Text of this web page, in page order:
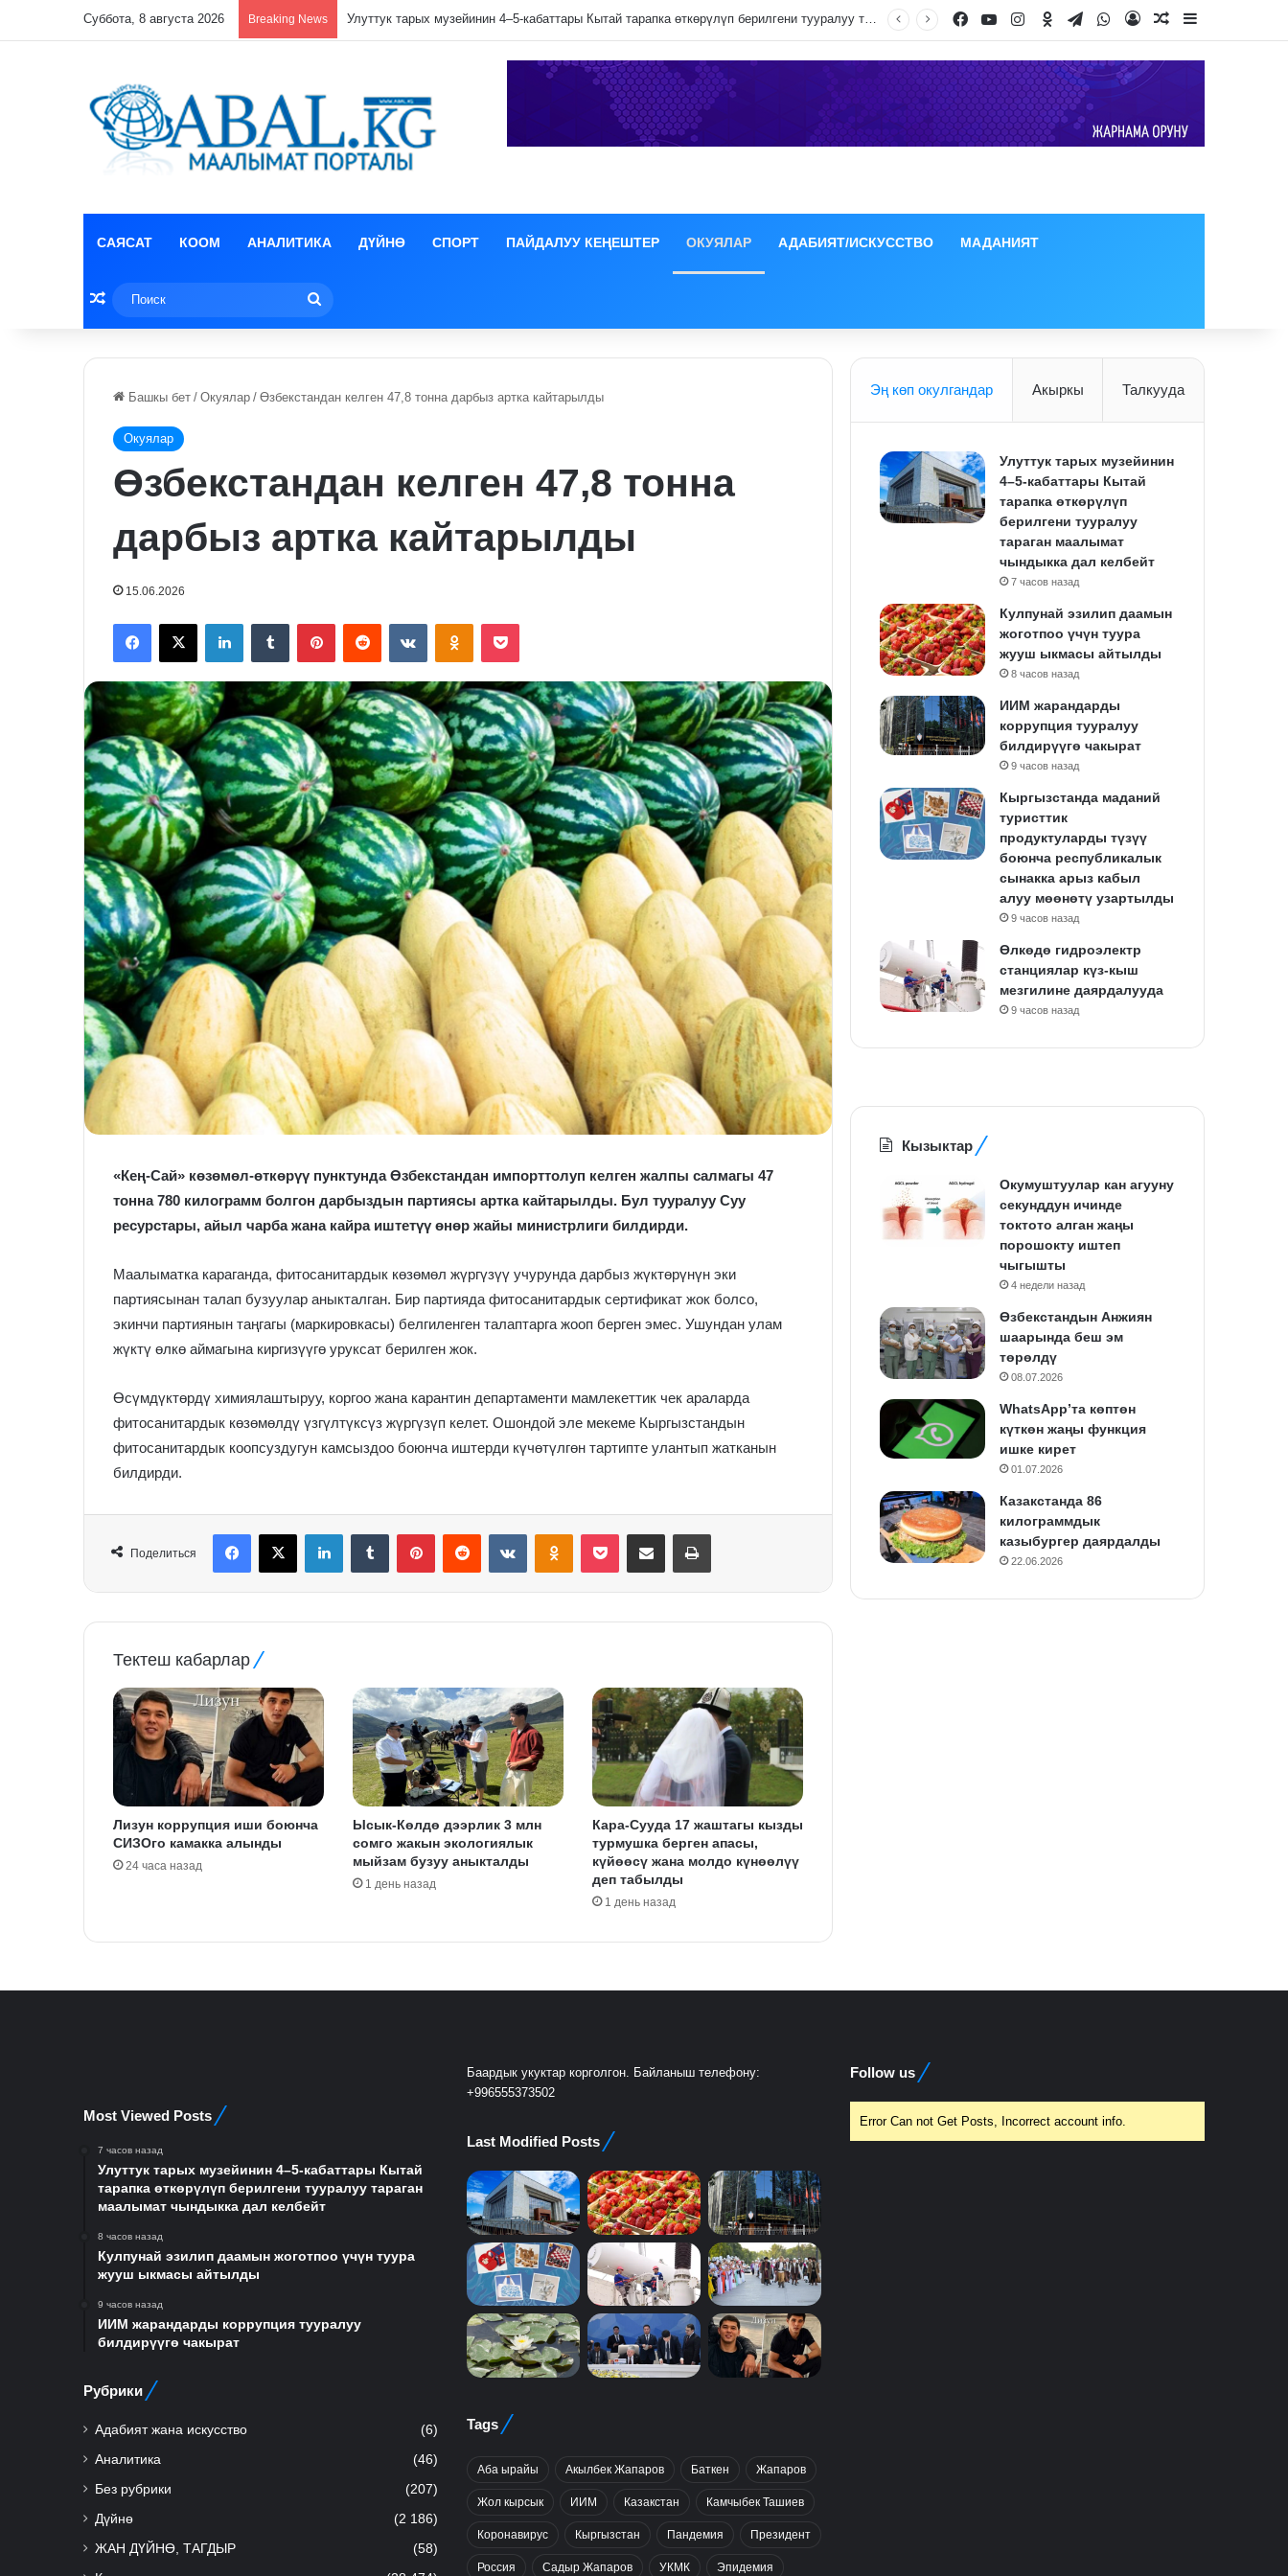
Суббота, 8 августа 2026 Breaking News Кулпунай эзилип даамын жоготпоо үчүн туура жууш ыкмасы айтылды Facebook
YouTubeInstagram
Odnoklassniki
TelegramWhatsApp
Log InRandom Article
Sidebar
САЯСАТ КООМ АНАЛИТИКА ДҮЙНӨ СПОРТ ПАЙДАЛУУ КЕҢЕШТЕР ОКУЯЛАР АДАБИЯТ/ИСКУССТВО МАДАНИЯТ
Random Article
Башкы бет / Окуялар / Өзбекстандан келген 47,8 тонна дарбыз артка кайтарылды
Окуялар
Өзбекстандан келген 47,8 тонна
дарбыз артка кайтарылды
15.06.2026
FacebookX LinkedInTumblr PinterestReddit VKontakteOdnoklassniki
Pocket
«Кең-Сай» көзөмөл-өткөрүү пунктунда Өзбекстандан импорттолуп келген жалпы салмагы 47
тонна 780 килограмм болгон дарбыздын партиясы артка кайтарылды. Бул тууралуу Суу
ресурстары, айыл чарба жана кайра иштетүү өнөр жайы министрлиги билдирди.
Маалыматка караганда, фитосанитардык көзөмөл жүргүзүү учурунда дарбыз жүктөрүнүн эки
партиясынан талап бузуулар аныкталган. Бир партияда фитосанитардык сертификат жок болсо,
экинчи партиянын таңгагы (маркировкасы) белгиленген талаптарга жооп берген эмес. Ушундан улам
жүктү өлкө аймагына киргизүүгө уруксат берилген жок.
Өсүмдүктөрдү химиялаштыруу, коргоо жана карантин департаменти мамлекеттик чек араларда
фитосанитардык көзөмөлдү үзгүлтүксүз жүргүзүп келет. Ошондой эле мекеме Кыргызстандын
фитосанитардык коопсуздугун камсыздоо боюнча иштерди күчөтүлгөн тартипте улантып жатканын
билдирди.
Поделиться
FacebookX LinkedInTumblr PinterestReddit VKontakteOdnoklassniki
Pocket Share via Email Print
Тектеш кабарлар
Лизун коррупция иши боюнча
СИЗОго камакка алынды
24 часа назад
Ысык-Көлдө дээрлик 3 млн
сомго жакын экологиялык
мыйзам бузуу аныкталды
1 день назад
Кара-Сууда 17 жаштагы кызды
турмушка берген апасы,
күйөөсү жана молдо күнөөлүү
деп табылды
1 день назад
Эң көп окулгандар Акыркы Талкууда
Улуттук тарых музейинин
4–5-кабаттары Кытай
тарапка өткөрүлүп
берилгени тууралуу
тараган маалымат
чындыкка дал келбейт
7 часов назад
Кулпунай эзилип даамын
жоготпоо үчүн туура
жууш ыкмасы айтылды
8 часов назад
ИИМ жарандарды
коррупция тууралуу
билдирүүгө чакырат
9 часов назад
Кыргызстанда маданий
туристтик
продуктуларды түзүү
боюнча республикалык
сынакка арыз кабыл
алуу мөөнөтү узартылды
9 часов назад
Өлкөдө гидроэлектр
станциялар күз-кыш
мезгилине даярдалууда
9 часов назад
Кызыктар
Окумуштуулар кан агууну
секунддун ичинде
токтото алган жаңы
порошокту иштеп
чыгышты
4 недели назад
Өзбекстандын Анжиян
шаарында беш эм
төрөлдү
08.07.2026
WhatsApp’та көптөн
күткөн жаңы функция
ишке кирет
01.07.2026
Казакстанда 86
килограммдык
казыбургер даярдалды
22.06.2026
Most Viewed Posts
7 часов назад
Улуттук тарых музейинин 4–5-кабаттары Кытай
тарапка өткөрүлүп берилгени тууралуу тараган
маалымат чындыкка дал келбейт
8 часов назад
Кулпунай эзилип даамын жоготпоо үчүн туура
жууш ыкмасы айтылды
9 часов назад
ИИМ жарандарды коррупция тууралуу
билдирүүгө чакырат
Рубрики
Адабият жана искусство (6)
Аналитика (46)
Без рубрики (207)
Дүйнө (2 186)
ЖАН ДҮЙНӨ, ТАГДЫР (58)
Баардык укуктар корголгон. Байланыш телефону:
+996555373502
Last Modified Posts
Tags
Аба ырайы Акылбек Жапаров Баткен Жапаров
Жол кырсык ИИМ Казакстан Камчыбек Ташиев
Коронавирус Кыргызстан Пандемия Президент
Россия Садыр Жапаров УКМК Эпидемия
Follow us
Error Can not Get Posts, Incorrect account info.